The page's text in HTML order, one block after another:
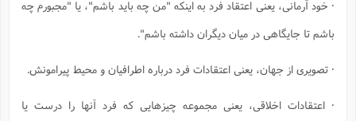
· خود آرمانی، یعنی اعتقاد فرد به اینکه "من چه باید باشم"، یا "مجبورم چه
باشم تا جایگاهی در میان دیگران داشته باشم".
· تصویری از جهان، یعنی اعتقادات فرد درباره اطرافیان و محیط پیرامونش.
· اعتقادات اخلاقی، یعنی مجموعه چیزهایی که فرد آنها را درست یا